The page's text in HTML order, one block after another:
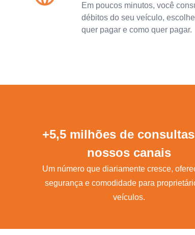
Em poucos minutos, você
débitos do seu veículo,
quer pagar e como quer pagar.
+5,5 milhões de
nossos canais
Um número que diariamente cresce,
segurança e comodidade para
veículos.